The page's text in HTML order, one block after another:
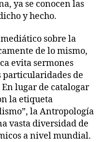
ya se conocen las
y hecho.
sobre la
de lo mismo,
evita sermones
particularidades de
lugar de catalogar
la etiqueta
la Antropología
vasta diversidad de
a nivel mundial.